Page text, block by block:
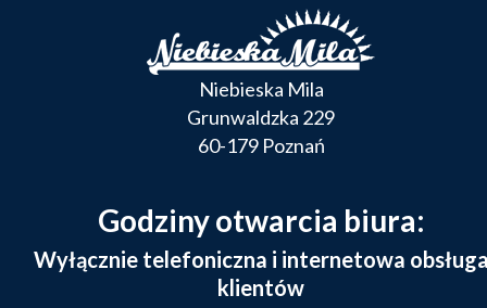
Niebieska Mila
Grunwaldzka 229
60-179 Poznań
Godziny otwarcia biura:
Wyłącznie telefoniczna i internetowa
klientów